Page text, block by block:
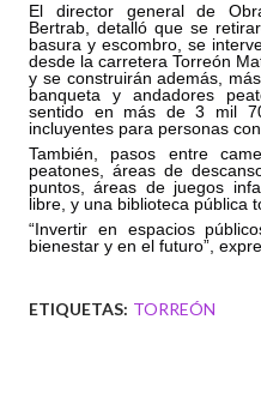
El director general de
Bertrab, detalló que se
basura y escombro, se
desde la carretera Torreón
y se construirán además,
banqueta y andadores
sentido en más de 3 mil
incluyentes para personas
También, pasos entre
peatones, áreas de
puntos, áreas de juegos
libre, y una biblioteca pública
“Invertir en espacios
bienestar y en el futuro”,
ETIQUETAS: TORREÓN